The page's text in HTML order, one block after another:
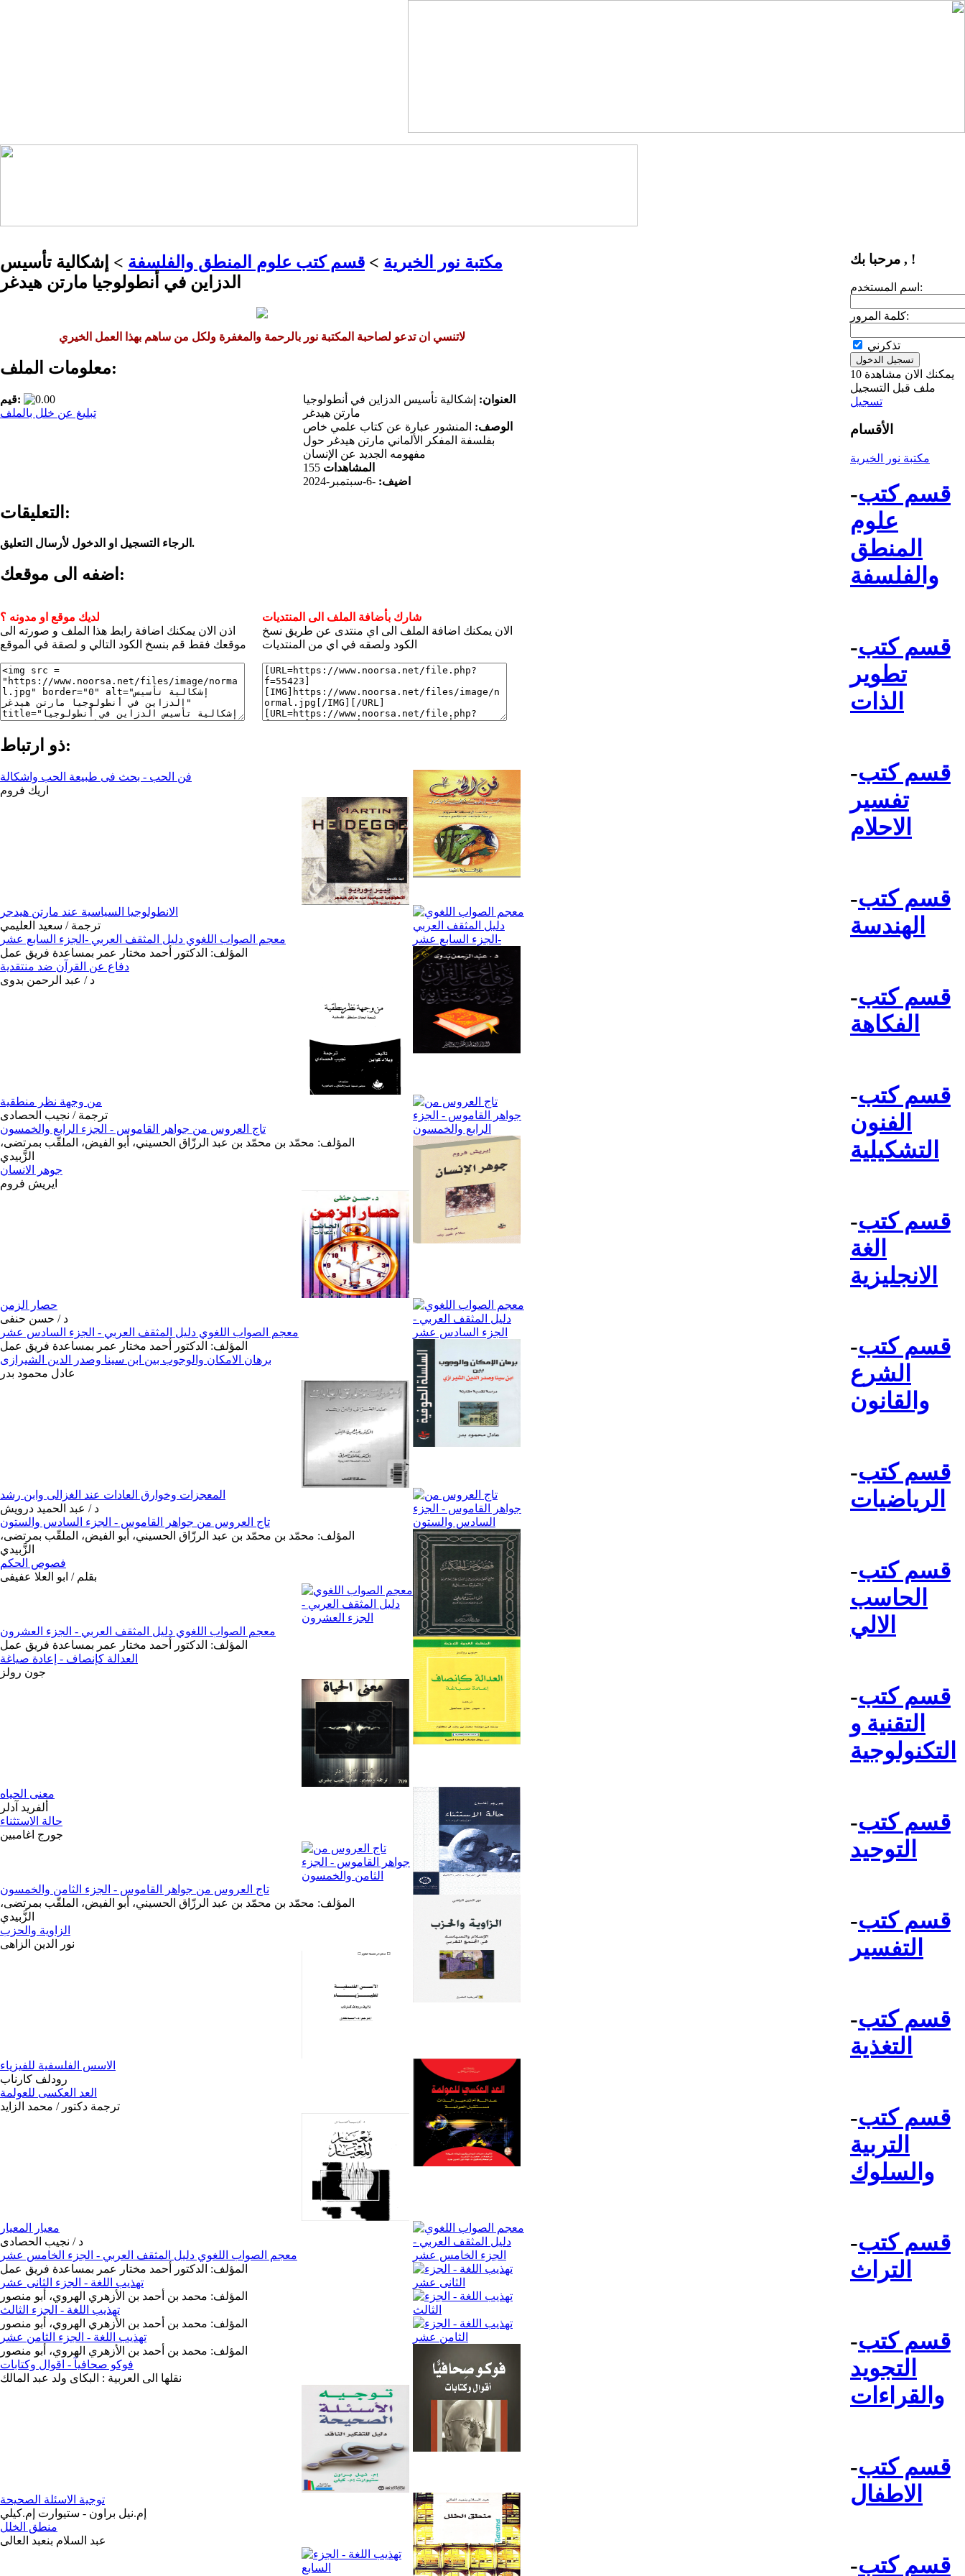
مرحبا بك , !
اسم المستخدم:
كلمة المرور:
تذكرني
يمكنك الان مشاهدة 10
ملف قبل التسجيل
تسجيل
الأقسام
مكتبة نور الخيرية
-قسم كتب
علوم
المنطق
والفلسفة
-قسم كتب
تطوير
الذات
-قسم كتب
تفسير
الاحلام
-قسم كتب
الهندسة
-قسم كتب
الفكاهة
-قسم كتب
الفنون
التشكيلية
-قسم كتب
الغة
الانجليزية
-قسم كتب
الشرع
والقانون
-قسم كتب
الرياضيات
-قسم كتب
الحاسب
الالي
-قسم كتب
التقنية و
التكنولوجية
-قسم كتب
التوحيد
-قسم كتب
التفسير
-قسم كتب
التغذية
-قسم كتب
التربية
والسلوك
-قسم كتب
التراث
-قسم كتب
التجويد
والقراءات
-قسم كتب
الاطفال
-قسم كتب
مكتبة نور الخيرية > قسم كتب علوم المنطق والفلسفة > إشكالية تأسيس
الدزاين في أنطولوجيا مارتن هيدغر
لاتنسي ان تدعو لصاحبة المكتبة نور بالرحمة والمغفرة ولكل من ساهم بهذا العمل الخيري
معلومات الملف:
العنوان: إشكالية تأسيس الدزاين في أنطولوجيا
مارتن هيدغر
الوصف: المنشور عبارة عن كتاب علمي خاص
بفلسفة المفكر الألماني مارتن هيدغر حول
مفهومه الجديد عن الإنسان
المشاهدات
اضيف: -6-سبتمبر-2024
قيم:
تبليغ عن خلل بالملف
التعليقات:
الرجاء التسجيل او الدخول لأرسال التعليق.
اضفه الى موقعك:
لديك موقع او مدونه ؟
اذن الان يمكنك اضافة رابط هذا الملف و صورته الى
موقعك فقط قم بنسخ الكود التالي و لصقة في الموقع
شارك بأضافة الملف الى المنتديات
الان يمكنك اضافة الملف الى اي منتدى عن طريق نسخ
الكود ولصقه في اي من المنتديات
ذو ارتباط:
فن الحب - بحث فى طبيعة الحب واشكالة
اريك فروم
الانطولوجيا السياسية عند مارتن هيدجر
ترجمة / سعيد العليمي
معجم الصواب اللغوي دليل المثقف العربي -الجزء السابع عشر
المؤلف: الدكتور أحمد مختار عمر بمساعدة فريق عمل
دفاع عن القرآن ضد منتقدية
د / عبد الرحمن بدوى
من وجهة نظر منطقية
ترجمة / نجيب الحصادى
تاج العروس من جواهر القاموس - الجزء الرابع والخمسون
المؤلف: محمّد بن محمّد بن عبد الرزّاق الحسيني، أبو الفيض، الملقّب بمرتضى،
الزَّبيدي
جوهر الانسان
ايريش فروم
حصار الزمن
د / حسن حنفى
معجم الصواب اللغوي دليل المثقف العربي - الجزء السادس عشر
المؤلف: الدكتور أحمد مختار عمر بمساعدة فريق عمل
برهان الامكان والوجوب بين ابن سينا وصدر الدين الشيرازى
عادل محمود بدر
المعجزات وخوارق العادات عند الغزالى وابن رشد
د / عبد الحميد درويش
تاج العروس من جواهر القاموس - الجزء السادس والستون
المؤلف: محمّد بن محمّد بن عبد الرزّاق الحسيني، أبو الفيض، الملقّب بمرتضى،
الزَّبيدي
فصوص الحكم
بقلم / ابو العلا عفيفى
معجم الصواب اللغوي دليل المثقف العربي - الجزء العشرون
المؤلف: الدكتور أحمد مختار عمر بمساعدة فريق عمل
العدالة كإنصاف - إعادة صياغة
جون رولز
معنى الحياه
ألفريد آدلر
حالة الاستثناء
جورج اغامبين
تاج العروس من جواهر القاموس - الجزء الثامن والخمسون
المؤلف: محمّد بن محمّد بن عبد الرزّاق الحسيني، أبو الفيض، الملقّب بمرتضى،
الزَّبيدي
الزاوية والحزب
نور الدين الزاهى
الاسس الفلسفية للفيزياء
رودلف كارناب
العد العكسى للعولمة
ترجمة دكتور / محمد الزايد
معيار المعيار
د / نجيب الحصادى
معجم الصواب اللغوي دليل المثقف العربي - الجزء الخامس عشر
المؤلف: الدكتور أحمد مختار عمر بمساعدة فريق عمل
تهذيب اللغة - الجزء الثانى عشر
المؤلف: محمد بن أحمد بن الأزهري الهروي، أبو منصور
تهذيب اللغة - الجزء الثالث
المؤلف: محمد بن أحمد بن الأزهري الهروي، أبو منصور
تهذيب اللغة - الجزء الثامن عشر
المؤلف: محمد بن أحمد بن الأزهري الهروي، أبو منصور
فوكو صحافيآ - اقوال وكتابات
نقلها الى العربية : البكاى ولد عبد المالك
توجية الاسئلة الصحيحة
إم.نيل براون - ستيوارت إم.كيلي
منطق الخلل
عبد السلام بنعبد العالى